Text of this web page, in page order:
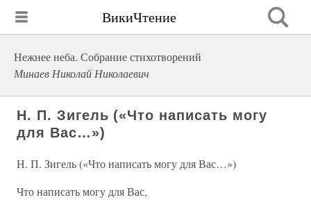
ВикиЧтение
Нежнее неба. Собрание стихотворений
Минаев Николай Николаевич
Н. П. Зигель («Что написать могу
для Вас…»)
Н. П. Зигель («Что написать могу для Вас…»)
Что написать могу для Вас,